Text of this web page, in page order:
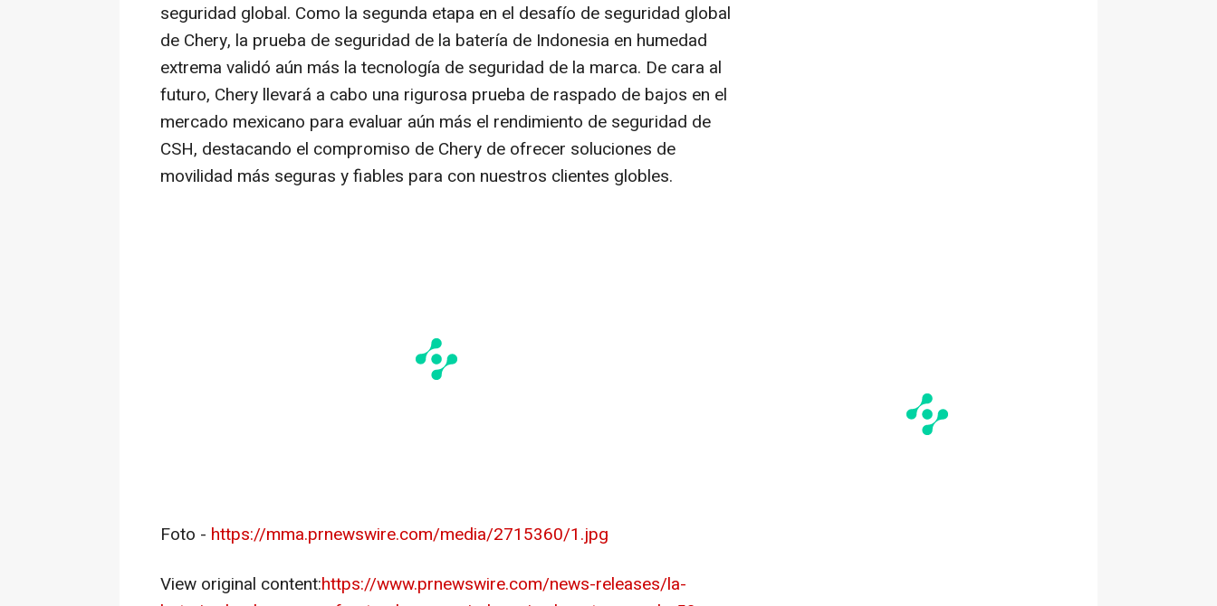
seguridad global. Como la segunda etapa en el desafío de seguridad global
de Chery, la prueba de seguridad de la batería de Indonesia en humedad
extrema validó aún más la tecnología de seguridad de la marca. De cara al
futuro, Chery llevará a cabo una rigurosa prueba de raspado de bajos en el
mercado mexicano para evaluar aún más el rendimiento de seguridad de
CSH, destacando el compromiso de Chery de ofrecer soluciones de
movilidad más seguras y fiables para con nuestros clientes globles.
Foto - https://mma.prnewswire.com/media/2715360/1.jpg
View original content:https://www.prnewswire.com/news-releases/la-